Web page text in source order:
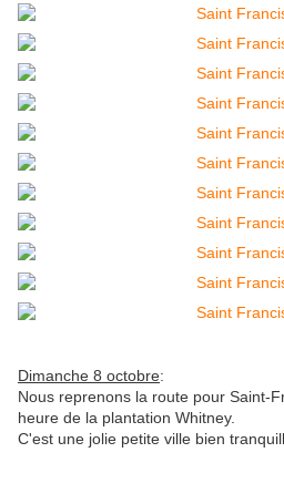
Dimanche 8 octobre:
Nous reprenons la route pour Saint-
heure de la plantation Whitney.
C'est une jolie petite ville bien